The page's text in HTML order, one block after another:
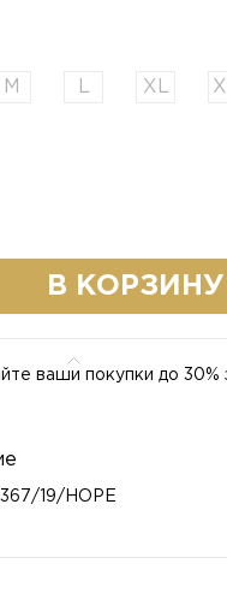
M L XL
В КОРЗИНУ
ваши покупки до 30%
19/HOPE